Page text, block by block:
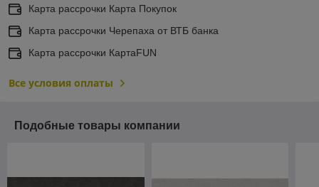
Карта рассрочки Карта Покупок
Карта рассрочки Черепаха от ВТБ банка
Карта рассрочки КартаFUN
Все условия оплаты
Подобные товары компании